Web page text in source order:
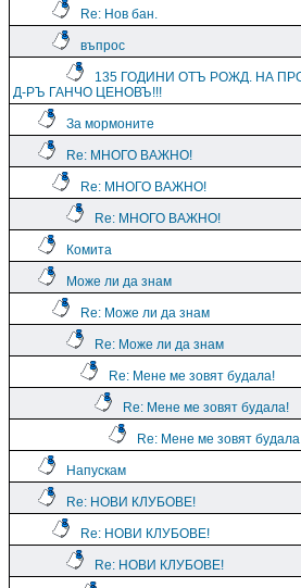
Re: Нов бан.
въпрос
135 ГОДИНИ ОТЪ РОЖД. НА
Д-РЪ ГАНЧО ЦЕНОВЪ!!!
За мормоните
Re: МНОГО ВАЖНО!
Re: МНОГО ВАЖНО!
Re: МНОГО ВАЖНО!
Комита
Може ли да знам
Re: Може ли да знам
Re: Може ли да знам
Re: Мене ме зовят будала!
Re: Мене ме зовят будала!
Re: Мене ме зовят
Напускам
Re: НОВИ КЛУБОВЕ!
Re: НОВИ КЛУБОВЕ!
Re: НОВИ КЛУБОВЕ!